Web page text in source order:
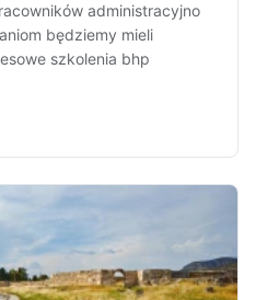
administracyjno
będziemy mieli
szkolenia bhp